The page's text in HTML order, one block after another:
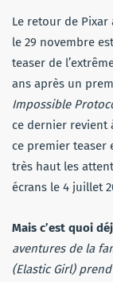
Le retour de Pixar
le 29 novembre
teaser de
ans après un
Impossible
ce dernier revient
ce premier teaser
très haut les
écrans le 4 juillet
Mais c’est quoi
aventures de la
(Elastic Girl)